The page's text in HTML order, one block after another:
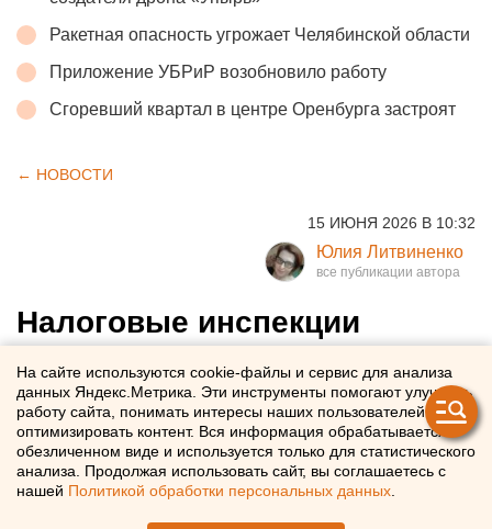
Ракетная опасность угрожает Челябинской области
Приложение УБРиР возобновило работу
Сгоревший квартал в центре Оренбурга застроят
← НОВОСТИ
15 ИЮНЯ 2026 В 10:32
Юлия Литвиненко
Налоговые инспекции
закрываются в городах
Свердловской области
В Свердловской области сокращают налоговые
инспекции
На сайте используются cookie-файлы и сервис для анализа
данных Яндекс.Метрика. Эти инструменты помогают улучшать
работу сайта, понимать интересы наших пользователей и
оптимизировать контент. Вся информация обрабатывается в
обезличенном виде и используется только для статистического
анализа. Продолжая использовать сайт, вы соглашаетесь с
нашей Политикой обработки персональных данных